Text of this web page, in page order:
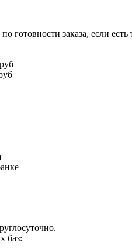
по готовности заказа, если
баз: